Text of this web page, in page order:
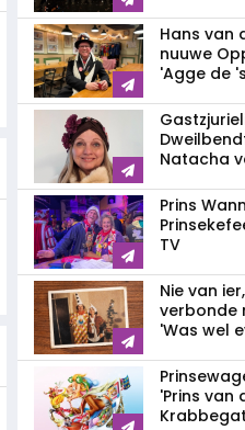
Hans van
nuuwe
'Agge de
Natacha
Prins
TV
Nie van
verbonde
'Was wel
'Prins van